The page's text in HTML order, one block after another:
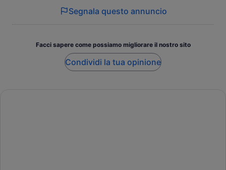
Segnala questo annuncio
Facci sapere come possiamo migliorare il nostro sito
Condividi la tua opinione